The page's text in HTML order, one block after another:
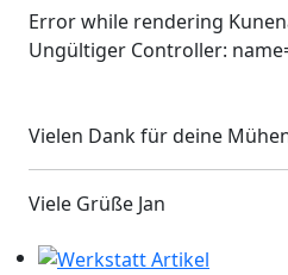
Error while rendering
Ungültiger Controller:
Vielen Dank für deine
Viele Grüße Jan